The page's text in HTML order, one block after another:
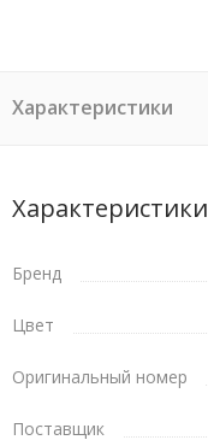
Характеристики
Характеристики
Бренд
Цвет
Оригинальный номер
Поставщик